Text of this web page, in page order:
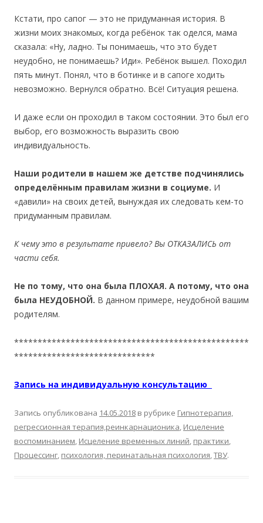
Кстати, про сапог — это не придуманная история. В
жизни моих знакомых, когда ребёнок так оделся, мама
сказала: «Ну, ладно. Ты понимаешь, что это будет
неудобно, не понимаешь? Иди». Ребёнок вышел. Походил
пять минут. Понял, что в ботинке и в сапоге ходить
невозможно. Вернулся обратно. Всё! Ситуация решена.
И даже если он проходил в таком состоянии. Это был его
выбор, его возможность выразить свою
индивидуальность.
Наши родители в нашем же детстве подчинялись
определённым правилам жизни в социуме. И
«давили» на своих детей, вынуждая их следовать кем-то
придуманным правилам.
К чему это в результате привело? Вы ОТКАЗАЛИСЬ от
части себя.
Не по тому, что она была ПЛОХАЯ. А потому, что она
была НЕУДОБНОЙ. В данном примере, неудобной вашим
родителям.
**************************************************
******************************
Запись на индивидуальную консультацию
Запись опубликована 14.05.2018 в рубрике Гипнотерапия,
регрессионная терапия,реинкарнационика, Исцеление
воспоминанием, Исцеление временных линий, практики,
Процессинг, психология, перинатальная психология,ТВУ.